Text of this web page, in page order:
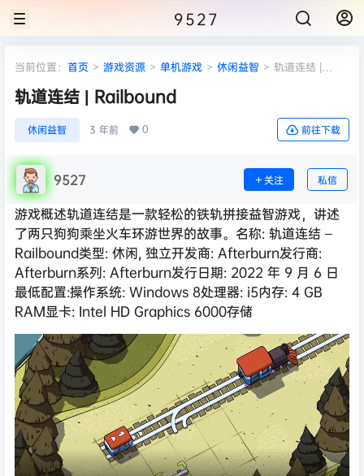
9527
当前位置： 首页 > 游戏资源 > 单机游戏 > 休闲益智 > 轨道连结 |
轨道连结 | Railbound
休闲益智 3 年前 0 前往下载
9527 关注 私信
游戏概述轨道连结是一款轻松的铁轨拼接益智游戏，讲述
了两只狗狗乘坐火车环游世界的故事。名称: 轨道连结 –
Railbound类型: 休闲, 独立开发商: Afterburn发行商:
Afterburn系列: Afterburn发行日期: 2022 年 9 月 6 日
最低配置:操作系统: Windows 8处理器: i5内存: 4 GB
RAM显卡: Intel HD Graphics 6000存储